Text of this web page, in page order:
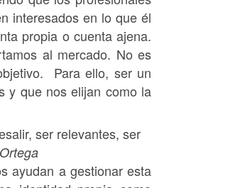
interesados en lo que él
propia o cuenta ajena.
al mercado. No es
Para ello, ser un
y que nos elijan como la
ser relevantes, ser
ayudan a gestionar esta